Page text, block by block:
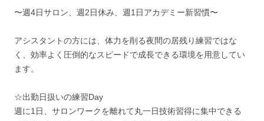
〜週4日サロン、週2日休み、週1日アカデミー新習慣〜
アシスタントの方には、体力を削る夜間の居残り練習ではな
く、効率よく圧倒的なスピードで成長できる環境を用意してい
ます。
☆出勤日扱いの練習Day
週に1日、サロンワークを離れて丸一日技術習得に集中できる